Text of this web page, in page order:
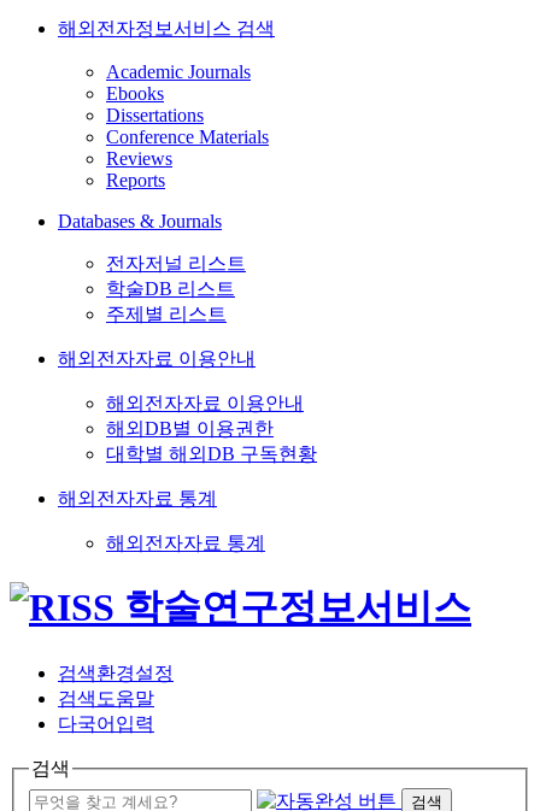
해외전자정보서비스 검색
Academic Journals
Ebooks
Dissertations
Conference Materials
Reviews
Reports
Databases & Journals
전자저널 리스트
학술DB 리스트
주제별 리스트
해외전자자료 이용안내
해외전자자료 이용안내
해외DB별 이용권한
대학별 해외DB 구독현황
해외전자자료 통계
해외전자자료 통계
검색환경설정
검색도움말
다국어입력
검색
검색